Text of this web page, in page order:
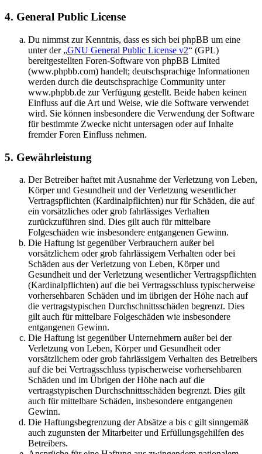
4. General Public License
Du nimmst zur Kenntnis, dass es sich bei phpBB um eine
unter der „GNU General Public License v2“ (GPL)
bereitgestellten Foren-Software von phpBB Limited
(www.phpbb.com) handelt; deutschsprachige Informationen
werden durch die deutschsprachige Community unter
www.phpbb.de zur Verfügung gestellt. Beide haben keinen
Einfluss auf die Art und Weise, wie die Software verwendet
wird. Sie können insbesondere die Verwendung der Software
für bestimmte Zwecke nicht untersagen oder auf Inhalte
fremder Foren Einfluss nehmen.
5. Gewährleistung
Der Betreiber haftet mit Ausnahme der Verletzung von Leben,
Körper und Gesundheit und der Verletzung wesentlicher
Vertragspflichten (Kardinalpflichten) nur für Schäden, die auf
ein vorsätzliches oder grob fahrlässiges Verhalten
zurückzuführen sind. Dies gilt auch für mittelbare
Folgeschäden wie insbesondere entgangenen Gewinn.
Die Haftung ist gegenüber Verbrauchern außer bei
vorsätzlichem oder grob fahrlässigem Verhalten oder bei
Schäden aus der Verletzung von Leben, Körper und
Gesundheit und der Verletzung wesentlicher Vertragspflichten
(Kardinalpflichten) auf die bei Vertragsschluss typischerweise
vorhersehbaren Schäden und im übrigen der Höhe nach auf
die vertragstypischen Durchschnittsschäden begrenzt. Dies
gilt auch für mittelbare Folgeschäden wie insbesondere
entgangenen Gewinn.
Die Haftung ist gegenüber Unternehmern außer bei der
Verletzung von Leben, Körper und Gesundheit oder
vorsätzlichem oder grob fahrlässigem Verhalten des Betreibers
auf die bei Vertragsschluss typischerweise vorhersehbaren
Schäden und im Übrigen der Höhe nach auf die
vertragstypischen Durchschnittsschäden begrenzt. Dies gilt
auch für mittelbare Schäden, insbesondere entgangenen
Gewinn.
Die Haftungsbegrenzung der Absätze a bis c gilt sinngemäß
auch zugunsten der Mitarbeiter und Erfüllungsgehilfen des
Betreibers.